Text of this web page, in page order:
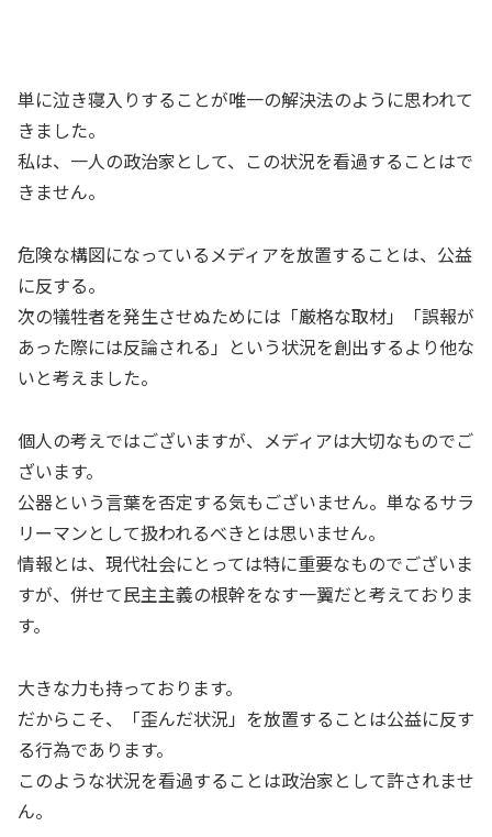
単に泣き寝入りすることが唯一の解決法のように思われて
きました。
私は、一人の政治家として、この状況を看過することはで
きません。
危険な構図になっているメディアを放置することは、公益
に反する。
次の犠牲者を発生させぬためには「厳格な取材」「誤報が
あった際には反論される」という状況を創出するより他な
いと考えました。
個人の考えではございますが、メディアは大切なものでご
ざいます。
公器という言葉を否定する気もございません。単なるサラ
リーマンとして扱われるべきとは思いません。
情報とは、現代社会にとっては特に重要なものでございま
すが、併せて民主主義の根幹をなす一翼だと考えておりま
す。
大きな力も持っております。
だからこそ、「歪んだ状況」を放置することは公益に反す
る行為であります。
このような状況を看過することは政治家として許されませ
ん。